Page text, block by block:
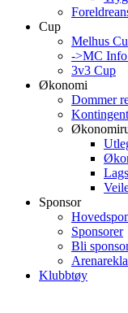
Cup
Melhus
->MC
3v3 Cup
Økonomi
Dommer
Sponsor
Sponsorer
Bli
Klubbtøy